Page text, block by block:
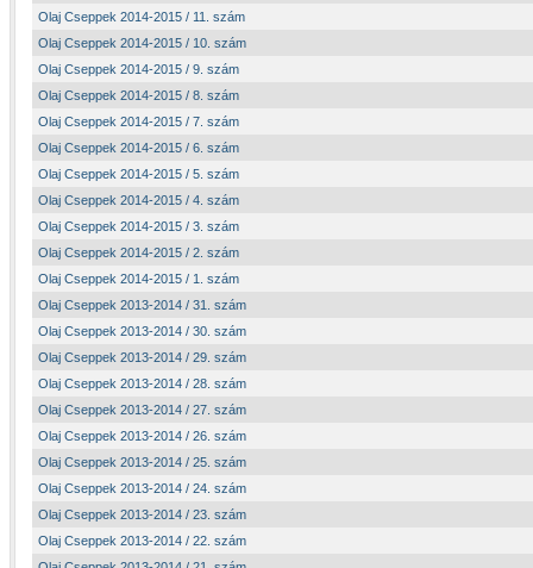
Olaj Cseppek 2014-2015 / 11. szám
Olaj Cseppek 2014-2015 / 10. szám
Olaj Cseppek 2014-2015 / 9. szám
Olaj Cseppek 2014-2015 / 8. szám
Olaj Cseppek 2014-2015 / 7. szám
Olaj Cseppek 2014-2015 / 6. szám
Olaj Cseppek 2014-2015 / 5. szám
Olaj Cseppek 2014-2015 / 4. szám
Olaj Cseppek 2014-2015 / 3. szám
Olaj Cseppek 2014-2015 / 2. szám
Olaj Cseppek 2014-2015 / 1. szám
Olaj Cseppek 2013-2014 / 31. szám
Olaj Cseppek 2013-2014 / 30. szám
Olaj Cseppek 2013-2014 / 29. szám
Olaj Cseppek 2013-2014 / 28. szám
Olaj Cseppek 2013-2014 / 27. szám
Olaj Cseppek 2013-2014 / 26. szám
Olaj Cseppek 2013-2014 / 25. szám
Olaj Cseppek 2013-2014 / 24. szám
Olaj Cseppek 2013-2014 / 23. szám
Olaj Cseppek 2013-2014 / 22. szám